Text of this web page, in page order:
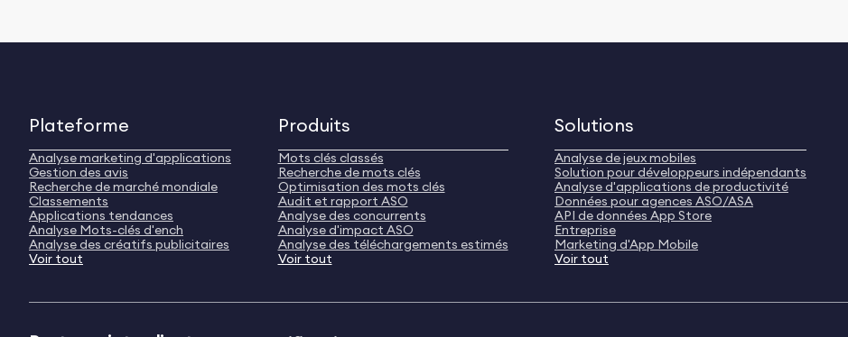
Plateforme
Analyse marketing d'applications
Gestion des avis
Recherche de marché mondiale
Classements
Applications tendances
Analyse Mots-clés d'ench
Analyse des créatifs publicitaires
Voir tout
Produits
Mots clés classés
Recherche de mots clés
Optimisation des mots clés
Audit et rapport ASO
Analyse des concurrents
Analyse d'impact ASO
Analyse des téléchargements estimés
Voir tout
Solutions
Analyse de jeux mobiles
Solution pour développeurs indépendants
Analyse d'applications de productivité
Données pour agences ASO/ASA
API de données App Store
Entreprise
Marketing d'App Mobile
Voir tout